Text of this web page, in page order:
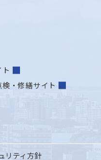
・修繕サイト
リティ方針